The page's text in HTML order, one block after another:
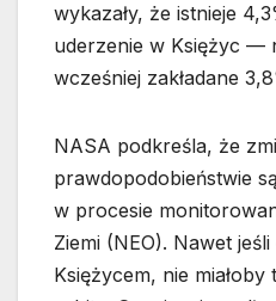
wykazały, że istnieje
uderzenie w Księżyc —
wcześniej zakładane
NASA podkreśla, że
prawdopodobieństwie
w procesie
Ziemi (NEO). Nawet
Księżycem, nie miałoby